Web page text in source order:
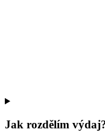
Jak rozdělím